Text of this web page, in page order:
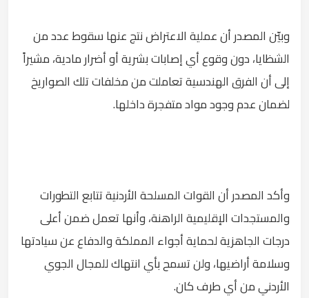
وبيّن المصدر أن عملية الاعتراض نتج عنها سقوط عدد من
الشظايا، دون وقوع أي إصابات بشرية أو أضرار مادية، مشيراً
إلى أن الفرق الهندسية تعاملت من مخلفات تلك الصواريخ
لضمان عدم وجود مواد متفجرة داخلها.
وأكد المصدر أن القوات المسلحة الأردنية تتابع التطورات
والمستجدات الإقليمية الراهنة، وأنها تعمل ضمن أعلى
درجات الجاهزية لحماية أجواء المملكة والدفاع عن سيادتها
وسلامة أراضيها، ولن تسمح بأي انتهاك للمجال الجوي
الأردني من أي طرف كان.